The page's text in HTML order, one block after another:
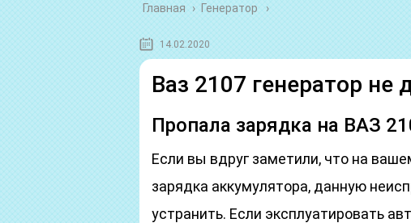
Главная › Генератор
14.02.2020
Ваз 2107 генератор не
Пропала зарядка на ВАЗ
Если вы вдруг заметили, что на
зарядка аккумулятора, данную
устранить. Если эксплуатировать